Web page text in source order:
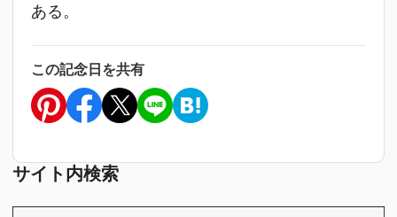
ある。
この記念日を共有
サイト内検索